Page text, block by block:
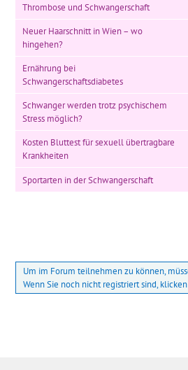
Thrombose und Schwangerschaft
Neuer Haarschnitt in Wien – wo
hingehen?
Ernährung bei
Schwangerschaftsdiabetes
Schwanger werden trotz psychischem
Stress möglich?
Kosten Bluttest für sexuell übertragbare
Krankheiten
Sportarten in der Schwangerschaft
Um im Forum teilnehmen zu können,
Wenn Sie noch nicht registriert sind,